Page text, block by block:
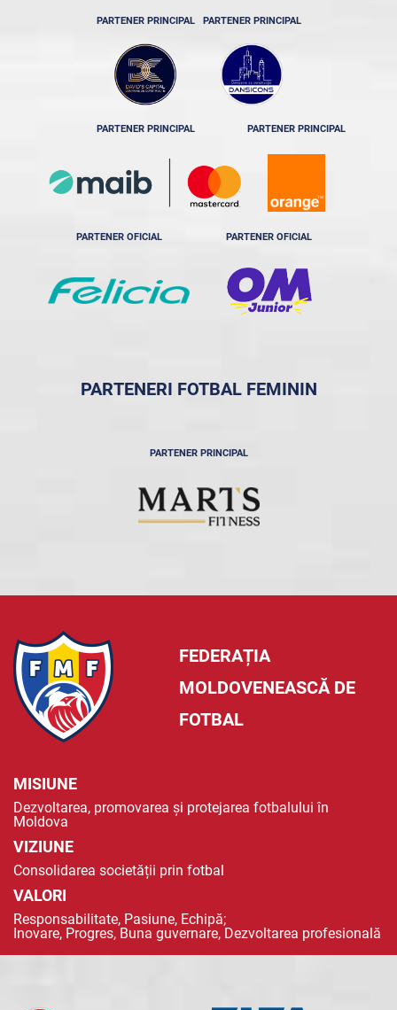
PARTENER PRINCIPAL PARTENER PRINCIPAL
PARTENER PRINCIPAL PARTENER PRINCIPAL
PARTENER OFICIAL PARTENER OFICIAL
PARTENERI FOTBAL FEMININ
PARTENER PRINCIPAL
FEDERAȚIA
MOLDOVENEASCĂ DE
FOTBAL
MISIUNE
Dezvoltarea, promovarea și protejarea fotbalului în
Moldova
VIZIUNE
Consolidarea societății prin fotbal
VALORI
Responsabilitate, Pasiune, Echipă;
Inovare, Progres, Buna guvernare, Dezvoltarea profesională